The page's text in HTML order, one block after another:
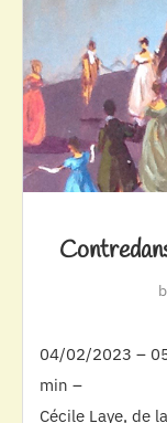
04/02/2023 –
min –
Cécile Laye, de